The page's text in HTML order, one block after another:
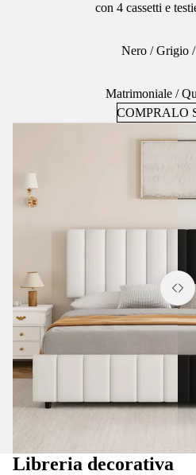
con 4 cassetti e
Nero / Grigio
Matrimoniale /
COMPRALO
Libreria decorativa